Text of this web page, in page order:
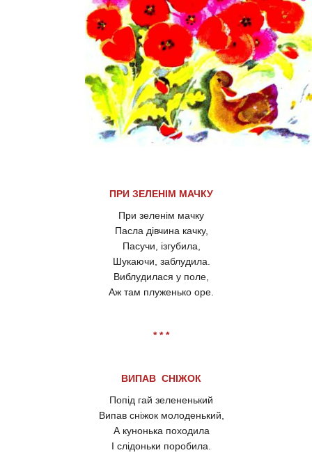
ПРИ ЗЕЛЕНІМ МАЧКУ
При зеленім мачку
Пасла дівчина качку,
Пасучи, ізгубила,
Шукаючи, заблудила.
Виблудилася у поле,
Аж там плуженько оре.
* * *
ВИПАВ СНІЖОК
Попід гай зелененький
Випав сніжок молоденький,
А кунонька походила
І слідоньки поробила.